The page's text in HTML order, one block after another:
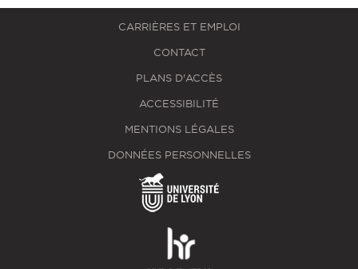
CARRIÈRES ET EMPLOI
CONTACT
PLANS D'ACCÈS
ACCESSIBILITÉ
MENTIONS LÉGALES
DONNÉES PERSONNELLES